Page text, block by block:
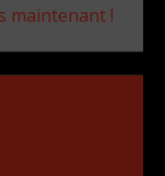
maintenant !